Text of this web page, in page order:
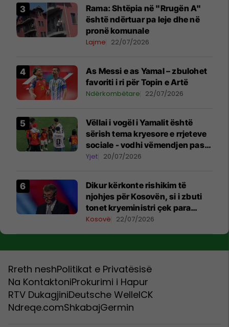
Rama: Shtëpia në "Rrugën A"
është ndërtuar pa leje dhe në
pronë komunale
Lajme 22/07/2026
As Messi e as Yamal – zbulohet
favoriti i ri për Topin e Artë
Ndërkombëtare 22/07/2026
Vëllai i vogël i Yamalit është
sërish tema kryesore e rrjeteve
sociale - vodhi vëmendjen pas
finales së Kupës së Botës
Yjet 20/07/2026
Dikur kërkonte rishikim të
njohjes për Kosovën, si i zbuti
tonet kryeministri çek para
vizitës në Beograd
Kosovë 22/07/2026
Rreth neshPolitikat e Privatësisë
Na KontaktoniProkurimi i Hapur
RTV DukagjiniDeutsche WelleICK
Ndreqe.comShkabajGermin